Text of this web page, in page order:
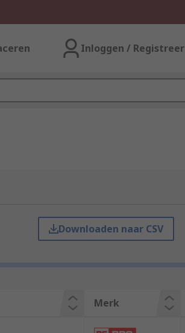
Inloggen / Registreer
Downloaden naar CSV
Merk